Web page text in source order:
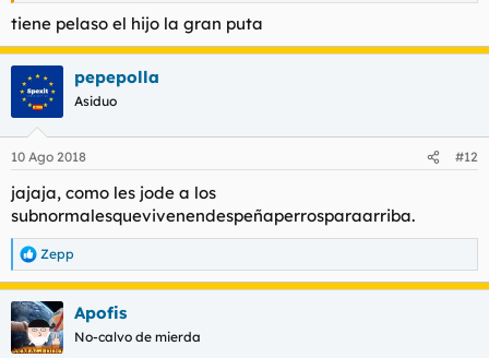
tiene pelaso el hijo la gran puta
pepepolla
Asiduo
10 Ago 2018 #12
jajaja, como les jode a los
subnormalesquevivenendespeñaperrosparaarriba.
R
e
a
c
c
i
Zepp
Apofis
No-calvo de mierda